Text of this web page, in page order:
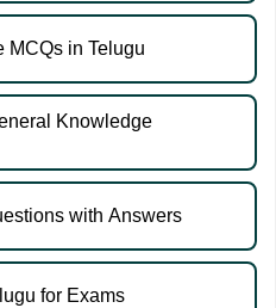
MCQs in Telugu
Knowledge
with Answers
for Exams